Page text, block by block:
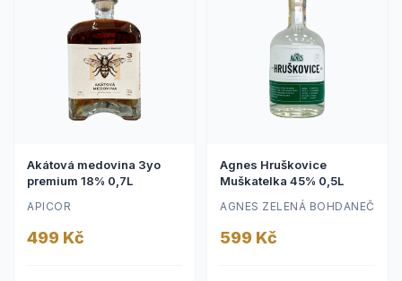
Akátová medovina 3yo
premium 18% 0,7L
APICOR
499 Kč
Agnes Hruškovice
Muškatelka 45% 0,5L
AGNES ZELENÁ BOHDANEČ
599 Kč